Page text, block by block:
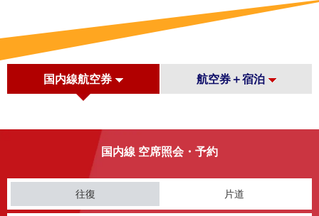
国内線航空券 航空券＋宿泊
国内線 空席照会・予約
往復 片道